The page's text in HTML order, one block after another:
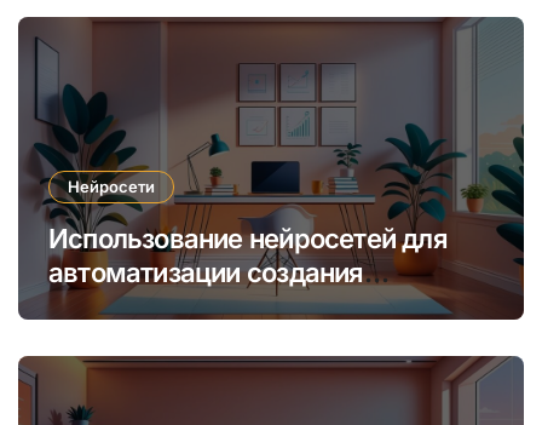
Нейросети
Использование нейросетей для
автоматизации создания
уникальных интернет-курсов и